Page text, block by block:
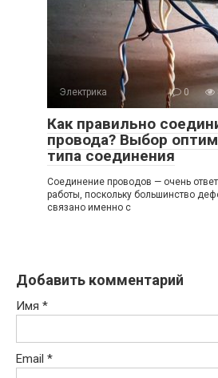
Электрика 0
Как правильно
провода? Выбор
типа соединения
Соединение проводов — очень
работы, поскольку большинство
связано именно с
Добавить комментарий
Имя *
Email *